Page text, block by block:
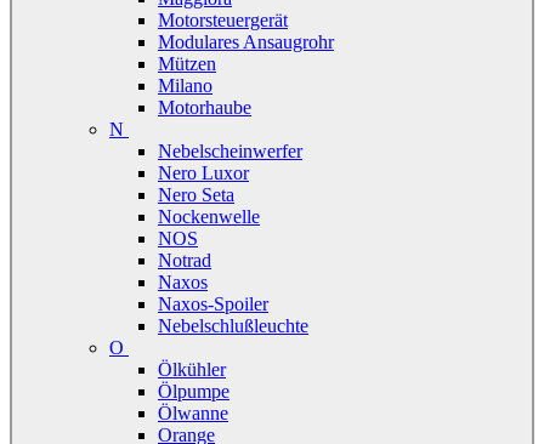
Motorsteuergerät
Modulares Ansaugrohr
Mützen
Milano
Motorhaube
N
Nebelscheinwerfer
Nero Luxor
Nero Seta
Nockenwelle
NOS
Notrad
Naxos
Naxos-Spoiler
Nebelschlußleuchte
O
Ölkühler
Ölpumpe
Ölwanne
Orange